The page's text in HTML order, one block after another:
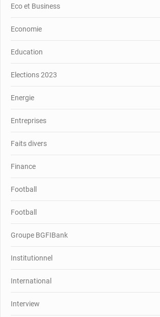
Eco et Business
Economie
Education
Elections 2023
Energie
Entreprises
Faits divers
Finance
Football
Football
Groupe BGFIBank
Institutionnel
International
Interview